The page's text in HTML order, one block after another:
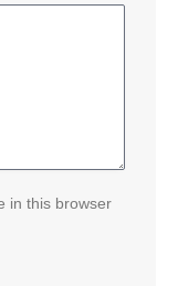
in this browser